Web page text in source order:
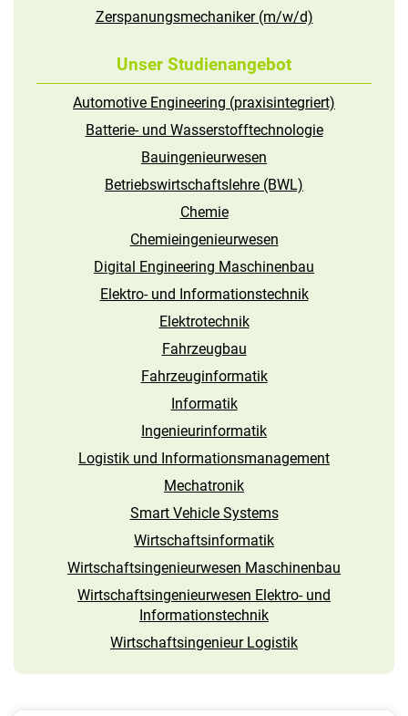
Zerspanungsmechaniker (m/w/d)
Unser Studienangebot
Automotive Engineering (praxisintegriert)
Batterie- und Wasserstofftechnologie
Bauingenieurwesen
Betriebswirtschaftslehre (BWL)
Chemie
Chemieingenieurwesen
Digital Engineering Maschinenbau
Elektro- und Informations­technik
Elektrotechnik
Fahrzeugbau
Fahrzeuginformatik
Informatik
Ingenieur­informatik
Logistik und Informations­management
Mechatronik
Smart Vehicle Systems
Wirtschaftsinformatik
Wirtschaftsingenieurwesen Maschinenbau
Wirtschaftsingenieurwesen Elektro- und
Informations­technik
Wirtschaftsingenieur Logistik